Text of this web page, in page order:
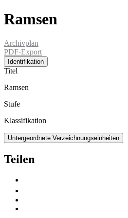
Ramsen
Archivplan
PDF-Export
Identifikation
Titel
Ramsen
Stufe
Klassifikation
Untergeordnete Verzeichnungseinheiten
Teilen